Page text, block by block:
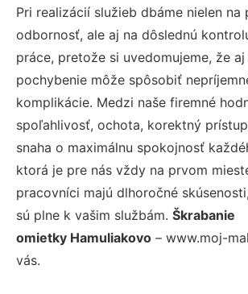
Pri realizácií služieb dbáme nielen na
odbornosť, ale aj na dôslednú
práce, pretože si uvedomujeme, že aj
pochybenie môže spôsobiť
komplikácie. Medzi naše firemné
spoľahlivosť, ochota, korektný
snaha o maximálnu spokojnosť
ktorá je pre nás vždy na prvom
pracovníci majú dlhoročné
sú plne k vašim službám. Škrabanie
omietky Hamuliakovo – www.moj-
vás.